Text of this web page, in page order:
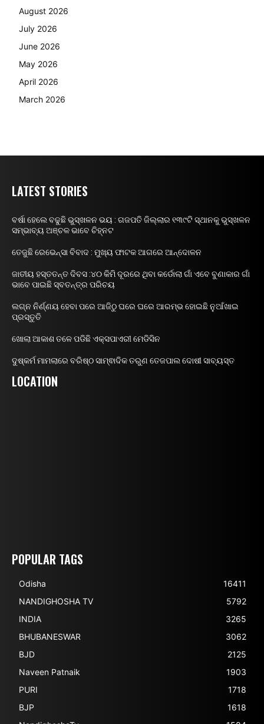
August 2026
July 2026
June 2026
May 2026
April 2026
March 2026
LATEST STORIES
ବର୍ଷା ହେଲେ ବଢୁଛି ଭୁସ୍ଖଳନ ଭୟ : ଗଜପତି ଜିଲ୍ଲାର ୧୩୯ଟି ସ୍ଥାନକୁ ଭୁସ୍ଖଳନ
ସମ୍ଭାବ୍ୟ ଅଞ୍ଚଳ ଭାବେ ଚିହ୍ନଟ
ତେଜୁଛି ରେଭେନ୍ସା ବିବାଦ : ମୁଖ୍ୟ ଫାଟକ ଆଗରେ ଆନ୍ଦୋଳନ
ଜାତୀୟ ହସ୍ତତନ୍ତ ଦିବସ :୪୦ କିମି ଦୂରରେ ଥିବା କର୍ଡୋଲା ଗାଁ ଏବେ ବୁଣାକାର ଗାଁ
ଭାବେ ପାଇଛି ସ୍ବତନ୍ତ୍ର ପରିଚୟ
ଲଗ୍ନ ନିର୍ଣ୍ଣୟ ହେବା ପରେ ଆଜିଠୁ ଘରେ ଘରେ ଆରମ୍ଭ ହୋଇଛି ନୁଆଁଖାଇ
ପ୍ରସ୍ତୁତି
ଖୋଲା ଆକାଶ ତଳେ ପଡିଛି ଏକ୍ସପାଏରୀ ମେଡିସିନ
ଦୁଷ୍କର୍ମ ମାମଲାରେ ବରିଷ୍ଠ ସାମ୍ଵାଦିକ ତରୁଣ ତେଜପାଲ ଦୋଷୀ ସାବ୍ୟସ୍ତ
LOCATION
POPULAR TAGS
Odisha
16411
NANDIGHOSHA TV
5792
INDIA
3265
BHUBANESWAR
3062
BJD
2125
Naveen Patnaik
1903
PURI
1718
BJP
1618